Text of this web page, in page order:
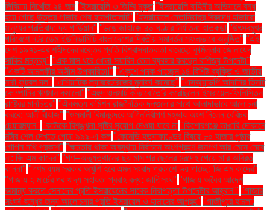
লিবিয়ায় নিখোঁজ ২৪ জন "ইসরায়েলি ৩ জিম্মি মুক্ত "ইসরায়েলি বাহিনীর অভিযানে বন্ধ
হয়ে গেছে উত্তর গাজার শেষ হাসপাতালটি" "ইসরায়েলে নেতানিয়াহুর বিরুদ্ধে হাজারো
মানুষের প্রতিবাদ: দ্য গার্ডিয়ান" "উড়োজাহাজে ৪০ ঘণ্টার নির্যাতন: হাতকড়া "উৎসবমুখর
পরিবেশে নটর ডেম ইউনিভার্সিটি বাংলাদেশের দ্বিতীয় সমাবর্তন সফলভাবে অনুষ্ঠিত" "এই
দেশ ১৯৭১-এর শহীদদের রক্তের প্রতি বিশ্বাসঘাতকতা করেছে: কুমিল্লায় জোনায়েদ
সাকির মন্তব্য" "এক মাস ধরে খোলা সয়াবিন তেল ব্যবহার করছেন বাণিজ্য উপদেষ্টা"
"একটি আমলকীর অসীম উপকারিতা!" "একুশে পদক পাচ্ছেন ১৪ বিশিষ্ট ব্যক্তি ও জাতীয়
নারী ফুটবল দল" "এশিয়াটিক ল্যাবরেটরিজের মুনাফা কমেছে" "এসঅ্যান্ডপি আদানির তিনটি
কোম্পানির ঋণমান কমালো" "এহুদ ওলমার্ট কীভাবে তৈরি করেছিলেন ইসরায়েল-ফিলিস্তিন
রাষ্ট্রের মানচিত্র" "ঐকমত্য কমিশন রাজনৈতিক দলগুলোর সাথে আলাদাভাবে আলোচনা
করবে: আলী রীয়াজ" "ওসমানী বিমানবন্দরে অগ্নিনির্বাপণ মহড়ায় অংশ নিলেন বেবিচক
চেয়ারম্যান" "কাউকে বিশৃঙ্খলা সৃষ্টির সুযোগ দেওয়া যাবে না "কিশোরগঞ্জে ভাঙারি দোকানে
মর্টার শেল দেখতে পেয়ে ৯৯৯-এ কল "কেনেডি হত্যাকাণ্ডের বিষয়ে ৮০ হাজার পৃষ্ঠার
গোপন নথি প্রকাশ" "ক্ষমতায় থাকা অবস্থায় নির্বাচনে অংশগ্রহণ জনগণ আর মেনে নেবে
না: জি এম কাদের" "গণ–অভ্যুত্থানের ছয় মাস পর ছেলের মরদেহ পেয়ে মা'র অবিরত
কান্না" "গণমাধ্যম সরকার অখুশি হবে এমন সংবাদ প্রকাশে ভয় পাচ্ছে: জি এম কাদের"
"গাজায় ২ মার্চের পর খাদ্য সহায়তা প্রবাহ বন্ধ: জাতিসংঘ" "গাজায় অবৈধ আদেশ
অমান্য করতে সেনাদের প্রতি ইসরায়েলের সাবেক নিরাপত্তা উপদেষ্টার আহ্বান"' "গাজার
সংঘর্ষ বন্ধের জন্য আলোচনার প্রতি ইসরায়েল ও হামাসের আগ্রহ" "গাজীপুরে হামলা: